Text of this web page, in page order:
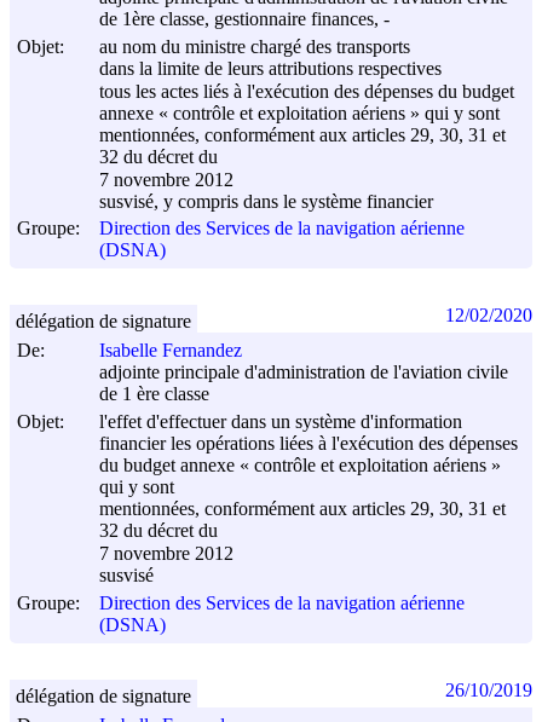
de 1ère classe, gestionnaire finances, -
Objet:
au nom du ministre chargé des transports
dans la limite de leurs attributions respectives
tous les actes liés à l'exécution des dépenses du budget
annexe « contrôle et exploitation aériens » qui y sont
mentionnées, conformément aux articles 29, 30, 31 et
32 du décret du
7 novembre 2012
susvisé, y compris dans le système financier
Groupe:
Direction des Services de la navigation aérienne
(DSNA)
De:
Isabelle Fernandez
adjointe principale d'administration de l'aviation civile
de 1 ère classe
Objet:
l'effet d'effectuer dans un système d'information
financier les opérations liées à l'exécution des dépenses
du budget annexe « contrôle et exploitation aériens »
qui y sont
mentionnées, conformément aux articles 29, 30, 31 et
32 du décret du
7 novembre 2012
susvisé
Groupe:
Direction des Services de la navigation aérienne
(DSNA)
délégation de signature 12/02/2020
délégation de signature 26/10/2019